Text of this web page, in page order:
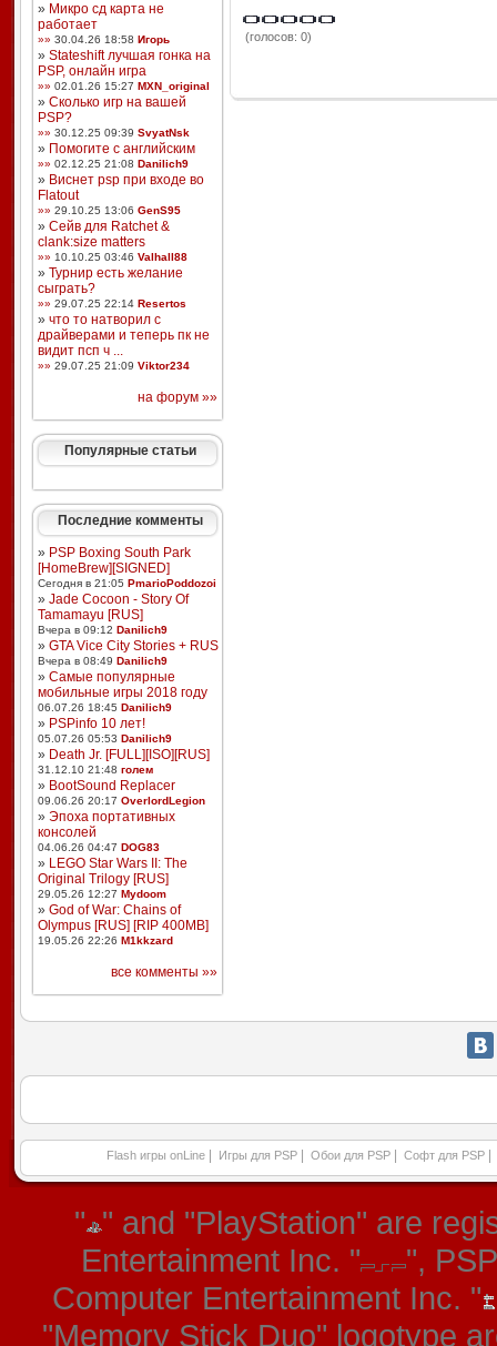
» Микро сд карта не
работает
»» 30.04.26 18:58 Игорь
» Stateshift лучшая гонка на
PSP, онлайн игра
»» 02.01.26 15:27 MXN_original
» Сколько игр на вашей
PSP?
»» 30.12.25 09:39 SvyatNsk
» Помогите с английским
»» 02.12.25 21:08 Danilich9
» Виснет psp при входе во
Flatout
»» 29.10.25 13:06 GenS95
» Сейв для Ratchet &
clank:size matters
»» 10.10.25 03:46 Valhall88
» Турнир есть желание
сыграть?
»» 29.07.25 22:14 Resertos
» что то натворил с
драйверами и теперь пк не
видит псп ч ...
»» 29.07.25 21:09 Viktor234
на форум »»
Популярные статьи
Последние комменты
» PSP Boxing South Park
[HomeBrew][SIGNED]
Сегодня в 21:05 PmarioPoddozoi
» Jade Cocoon - Story Of
Tamamayu [RUS]
Вчера в 09:12 Danilich9
» GTA Vice City Stories + RUS
Вчера в 08:49 Danilich9
» Самые популярные
мобильные игры 2018 году
06.07.26 18:45 Danilich9
» PSPinfo 10 лет!
05.07.26 05:53 Danilich9
» Death Jr. [FULL][ISO][RUS]
31.12.10 21:48 голем
» BootSound Replacer
09.06.26 20:17 OverlordLegion
» Эпоха портативных
консолей
04.06.26 04:47 DOG83
» LEGO Star Wars II: The
Original Trilogy [RUS]
29.05.26 12:27 Mydoom
» God of War: Chains of
Olympus [RUS] [RIP 400MB]
19.05.26 22:26 M1kkzard
все комменты »»
(голосов: 0)
Flash игры onLine Игры для PSP Обои для PSP Софт для PSP
" " and "PlayStation" are
Entertainment Inc. "
",
Computer Entertainment Inc. "
"Memory Stick Duo" logotype